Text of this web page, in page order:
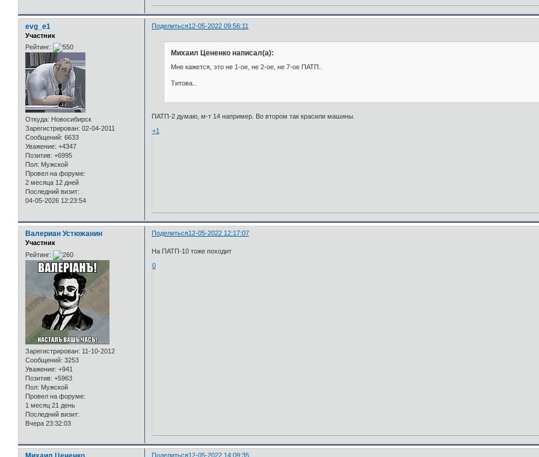
Поделиться12-05-2022 09:56:11
evg_e1
Участник
Рейтинг:
Откуда: Новосибирск
Зарегистрирован: 02-04-2011
Сообщений: 6633
Уважение: +4347
Позитив: +6995
Пол: Мужской
Провел на форуме:
2 месяца 12 дней
Последний визит:
04-05-2026 12:23:54
Михаил Цененко написал(а):
Мне кажется, это не 1-ое, не 2-ое, не 7-ое ПАТП..
Титова..
ПАТП-2 думаю, м-т 14 например. Во втором так красили машины.
+1
Поделиться12-05-2022 12:17:07
Валериан Устюжанин
Участник
Рейтинг:
Зарегистрирован: 11-10-2012
Сообщений: 3253
Уважение: +941
Позитив: +5963
Пол: Мужской
Провел на форуме:
1 месяц 21 день
Последний визит:
Вчера 23:32:03
На ПАТП-10 тоже походит
0
Поделиться12-05-2022 14:09:35